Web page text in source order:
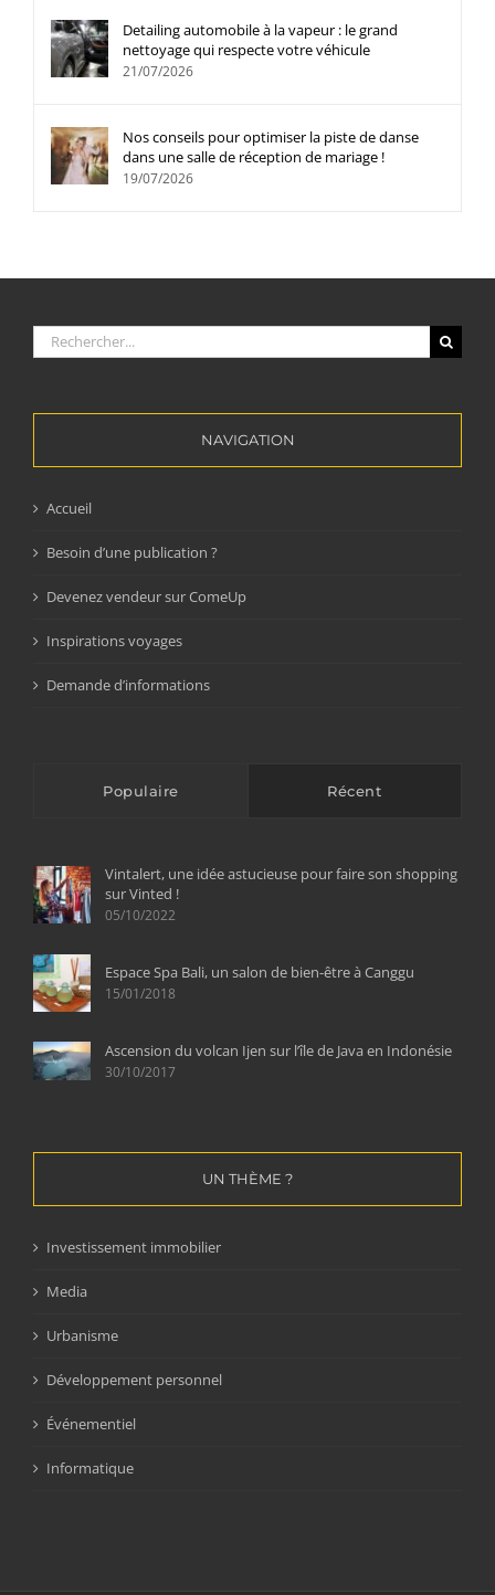
Detailing automobile à la vapeur : le grand
nettoyage qui respecte votre véhicule
21/07/2026
Nos conseils pour optimiser la piste de danse
dans une salle de réception de mariage !
19/07/2026
Rechercher:
NAVIGATION
Accueil
Besoin d’une publication ?
Devenez vendeur sur ComeUp
Inspirations voyages
Demande d’informations
Populaire Récent
Vintalert, une idée astucieuse pour faire son shopping
sur Vinted !
05/10/2022
Espace Spa Bali, un salon de bien-être à Canggu
15/01/2018
Ascension du volcan Ijen sur l’île de Java en Indonésie
30/10/2017
UN THÈME ?
Investissement immobilier
Media
Urbanisme
Développement personnel
Événementiel
Informatique